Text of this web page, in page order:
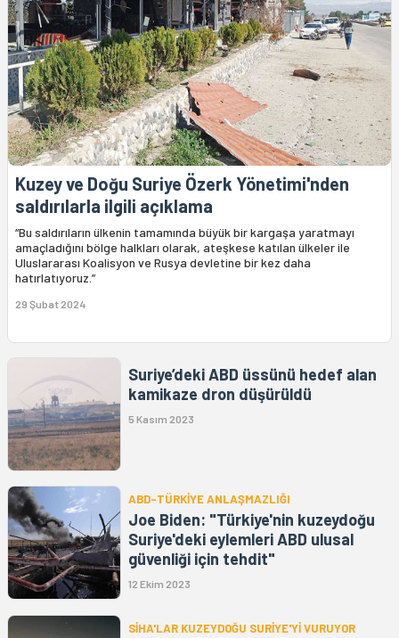
Kuzey ve Doğu Suriye Özerk Yönetimi'nden
saldırılarla ilgili açıklama
“Bu saldırıların ülkenin tamamında büyük bir kargaşa yaratmayı
amaçladığını bölge halkları olarak, ateşkese katılan ülkeler ile
Uluslararası Koalisyon ve Rusya devletine bir kez daha
hatırlatıyoruz.”
29 Şubat 2024
Suriye’deki ABD üssünü hedef alan
kamikaze dron düşürüldü
5 Kasım 2023
ABD-TÜRKİYE ANLAŞMAZLIĞI
Joe Biden: "Türkiye'nin kuzeydoğu
Suriye'deki eylemleri ABD ulusal
güvenliği için tehdit"
12 Ekim 2023
SİHA'LAR KUZEYDOĞU SURİYE'Yİ VURUYOR